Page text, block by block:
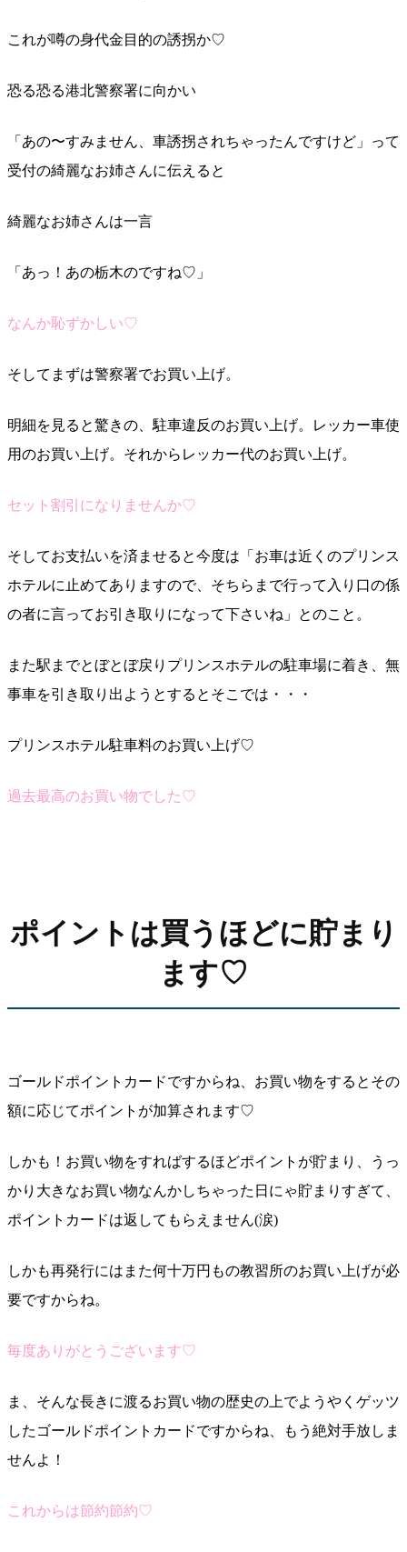
これが噂の身代金目的の誘拐か♡
恐る恐る港北警察署に向かい
「あの〜すみません、車誘拐されちゃったんですけど」って
受付の綺麗なお姉さんに伝えると
綺麗なお姉さんは一言
「あっ！あの栃木のですね♡」
なんか恥ずかしい♡
そしてまずは警察署でお買い上げ。
明細を見ると驚きの、駐車違反のお買い上げ。レッカー車使
用のお買い上げ。それからレッカー代のお買い上げ。
セット割引になりませんか♡
そしてお支払いを済ませると今度は「お車は近くのプリンス
ホテルに止めてありますので、そちらまで行って入り口の係
の者に言ってお引き取りになって下さいね」とのこと。
また駅までとぼとぼ戻りプリンスホテルの駐車場に着き、無
事車を引き取り出ようとするとそこでは・・・
プリンスホテル駐車料のお買い上げ♡
過去最高のお買い物でした♡
ポイントは買うほどに貯まり
ます♡
ゴールドポイントカードですからね、お買い物をするとその
額に応じてポイントが加算されます♡
しかも！お買い物をすればするほどポイントが貯まり、うっ
かり大きなお買い物なんかしちゃった日にゃ貯まりすぎて、
ポイントカードは返してもらえません(涙)
しかも再発行にはまた何十万円もの教習所のお買い上げが必
要ですからね。
毎度ありがとうございます♡
ま、そんな長きに渡るお買い物の歴史の上でようやくゲッツ
したゴールドポイントカードですからね、もう絶対手放しま
せんよ！
これからは節約節約♡